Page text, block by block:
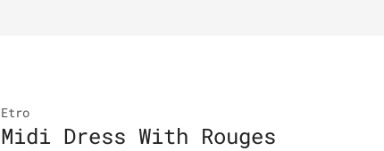
Etro
Midi Dress With Rouges